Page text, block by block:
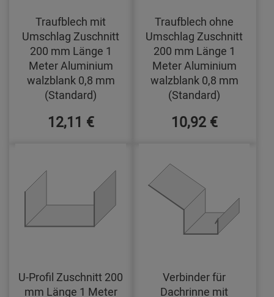
Traufblech mit
Umschlag Zuschnitt
200 mm Länge 1
Meter Aluminium
walzblank 0,8 mm
(Standard)
12,11 €
Traufblech ohne
Umschlag Zuschnitt
200 mm Länge 1
Meter Aluminium
walzblank 0,8 mm
(Standard)
10,92 €
U-Profil Zuschnitt 200
mm Länge 1 Meter
Verbinder für
Dachrinne mit